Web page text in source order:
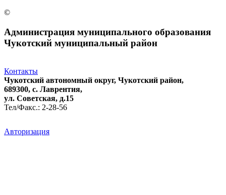
©
Администрация муниципального образования
Чукотский муниципальный район
Контакты
Чукотский автономный округ, Чукотский район,
689300, с. Лаврентия,
ул. Советская, д.15
Тел/Факс.: 2-28-56
Авторизация